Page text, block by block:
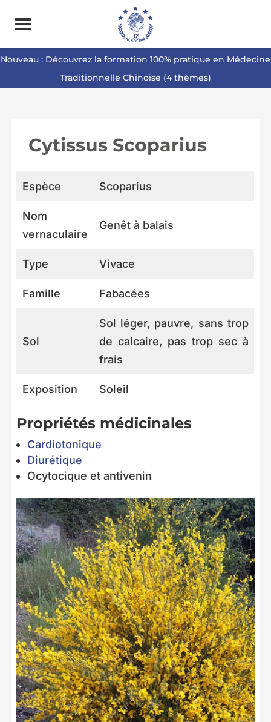
Nouveau : Découvrez la formation 100% pratique en Médecine
Traditionnelle Chinoise (4 thèmes)
Cytissus Scoparius
Espèce Scoparius
Nom
vernaculaire
Genêt à balais
Type Vivace
Famille Fabacées
Sol
Sol léger, pauvre, sans trop
de calcaire, pas trop sec à
frais
Exposition Soleil
Propriétés médicinales
Cardiotonique
Diurétique
Ocytocique et antivenin